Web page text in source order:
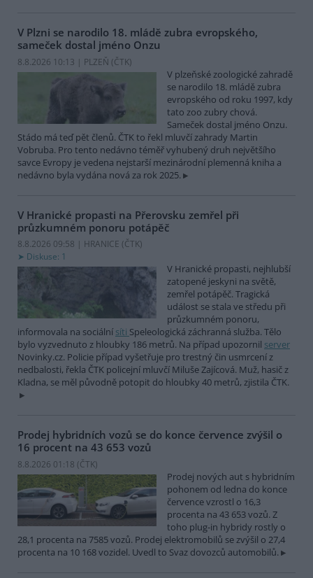
V Plzni se narodilo 18. mládě zubra evropského,
sameček dostal jméno Onzu
8.8.2026 10:13 | PLZEŇ (ČTK)
V plzeňské zoologické zahradě
se narodilo 18. mládě zubra
evropského od roku 1997, kdy
tato zoo zubry chová.
Sameček dostal jméno Onzu.
Stádo má teď pět členů. ČTK to řekl mluvčí zahrady Martin
Vobruba. Pro tento nedávno téměř vyhubený druh největšího
savce Evropy je vedena nejstarší mezinárodní plemenná kniha a
nedávno byla vydána nová za rok 2025.
V Hranické propasti na Přerovsku zemřel při
průzkumném ponoru potápěč
8.8.2026 09:58 | HRANICE (ČTK)
Diskuse: 1
V Hranické propasti, nejhlubší
zatopené jeskyni na světě,
zemřel potápěč. Tragická
událost se stala ve středu při
průzkumném ponoru,
informovala na sociální síti Speleologická záchranná služba. Tělo
bylo vyzvednuto z hloubky 186 metrů. Na případ upozornil server
Novinky.cz. Policie případ vyšetřuje pro trestný čin usmrcení z
nedbalosti, řekla ČTK policejní mluvčí Miluše Zajícová. Muž, hasič z
Kladna, se měl původně potopit do hloubky 40 metrů, zjistila ČTK.
Prodej hybridních vozů se do konce července zvýšil o
16 procent na 43 653 vozů
8.8.2026 01:18 (ČTK)
Prodej nových aut s hybridním
pohonem od ledna do konce
července vzrostl o 16,3
procenta na 43 653 vozů. Z
toho plug-in hybridy rostly o
28,1 procenta na 7585 vozů. Prodej elektromobilů se zvýšil o 27,4
procenta na 10 168 vozidel. Uvedl to Svaz dovozců automobilů.